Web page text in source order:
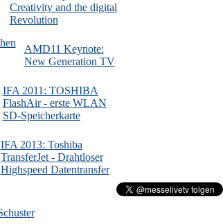
Creativity and the digital
Revolution
AMD11 Keynote:
New Generation TV
IFA 2011: TOSHIBA
FlashAir - erste WLAN
SD-Speicherkarte
IFA 2013: Toshiba
TransferJet - Drahtloser
Highspeed Datentransfer